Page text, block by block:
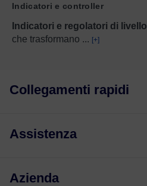
Indicatori e controller
Indicatori e regolatori di livello
che trasformano ... [+]
Collegamenti rapidi
Assistenza
Azienda